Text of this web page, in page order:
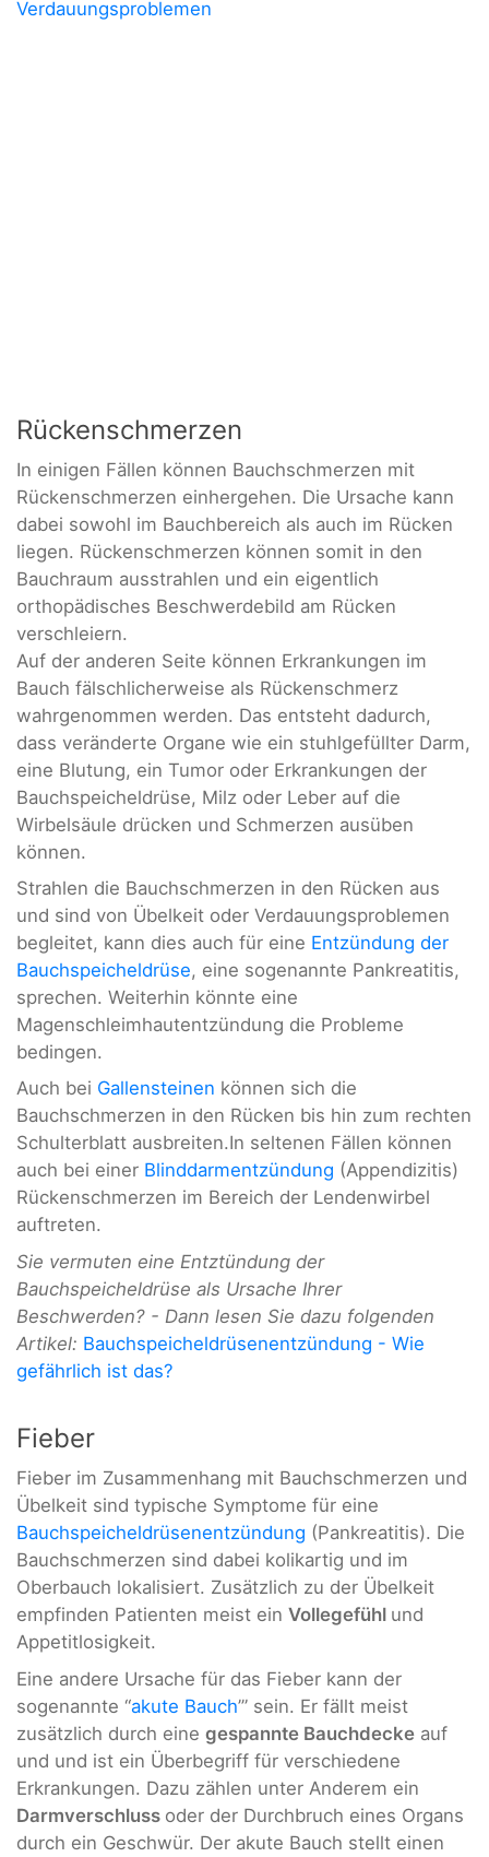
Verdauungsproblemen
Rückenschmerzen
In einigen Fällen können Bauchschmerzen mit
Rückenschmerzen einhergehen. Die Ursache kann
dabei sowohl im Bauchbereich als auch im Rücken
liegen. Rückenschmerzen können somit in den
Bauchraum ausstrahlen und ein eigentlich
orthopädisches Beschwerdebild am Rücken
verschleiern.
Auf der anderen Seite können Erkrankungen im
Bauch fälschlicherweise als Rückenschmerz
wahrgenommen werden. Das entsteht dadurch,
dass veränderte Organe wie ein stuhlgefüllter Darm,
eine Blutung, ein Tumor oder Erkrankungen der
Bauchspeicheldrüse, Milz oder Leber auf die
Wirbelsäule drücken und Schmerzen ausüben
können.
Strahlen die Bauchschmerzen in den Rücken aus
und sind von Übelkeit oder Verdauungsproblemen
begleitet, kann dies auch für eine Entzündung der
Bauchspeicheldrüse, eine sogenannte Pankreatitis,
sprechen. Weiterhin könnte eine
Magenschleimhautentzündung die Probleme
bedingen.
Auch bei Gallensteinen können sich die
Bauchschmerzen in den Rücken bis hin zum rechten
Schulterblatt ausbreiten.In seltenen Fällen können
auch bei einer Blinddarmentzündung (Appendizitis)
Rückenschmerzen im Bereich der Lendenwirbel
auftreten.
Sie vermuten eine Entztündung der
Bauchspeicheldrüse als Ursache Ihrer
Beschwerden? - Dann lesen Sie dazu folgenden
Artikel: Bauchspeicheldrüsenentzündung - Wie
gefährlich ist das?
Fieber
Fieber im Zusammenhang mit Bauchschmerzen und
Übelkeit sind typische Symptome für eine
Bauchspeicheldrüsenentzündung (Pankreatitis). Die
Bauchschmerzen sind dabei kolikartig und im
Oberbauch lokalisiert. Zusätzlich zu der Übelkeit
empfinden Patienten meist ein Vollegefühl und
Appetitlosigkeit.
Eine andere Ursache für das Fieber kann der
sogenannte “akute Bauch’” sein. Er fällt meist
zusätzlich durch eine gespannte Bauchdecke auf
und und ist ein Überbegriff für verschiedene
Erkrankungen. Dazu zählen unter Anderem ein
Darmverschluss oder der Durchbruch eines Organs
durch ein Geschwür. Der akute Bauch stellt einen